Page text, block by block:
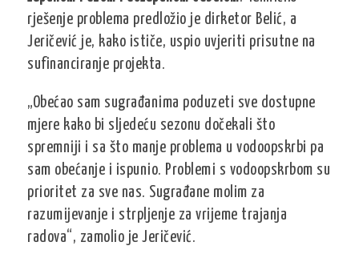
rješenje problema predložio je dirketor Belić, a
Jeričević je, kako ističe, uspio uvjeriti prisutne na
sufinanciranje projekta.
„Obećao sam sugrađanima poduzeti sve dostupne
mjere kako bi sljedeću sezonu dočekali što
spremniji i sa što manje problema u vodoopskrbi pa
sam obećanje i ispunio. Problemi s vodoopskrbom su
prioritet za sve nas. Sugrađane molim za
razumijevanje i strpljenje za vrijeme trajanja
radova“, zamolio je Jeričević.